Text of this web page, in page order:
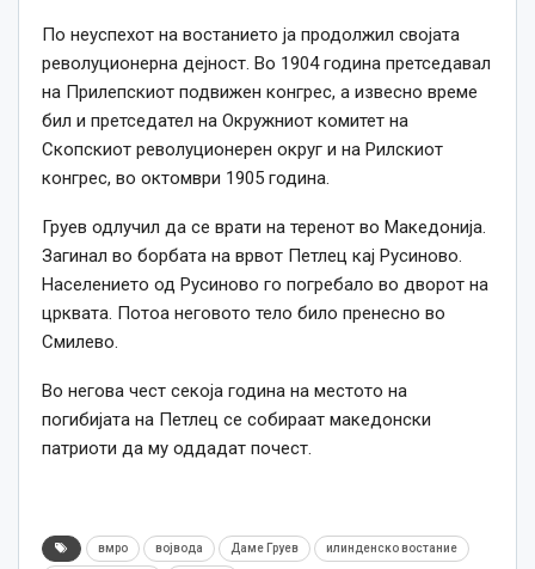
По неуспехот на востанието ја продолжил својата
револуционерна дејност. Во 1904 година претседавал
на Прилепскиот подвижен конгрес, а извесно време
бил и претседател на Окружниот комитет на
Скопскиот револуционерен округ и на Рилскиот
конгрес, во октомври 1905 година.
Груев одлучил да се врати на теренот во Македонија.
Загинал во борбата на врвот Петлец кај Русиново.
Населението од Русиново го погребало во дворот на
црквата. Потоа неговото тело било пренесно во
Смилево.
Во негова чест секоја година на местото на
погибијата на Петлец се собираат македонски
патриоти да му оддадат почест.
вмро војвода Даме Груев илинденско востание